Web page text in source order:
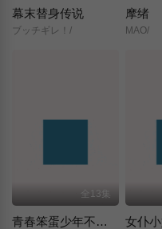
幕末替身传说
ブッチギレ！/
摩绪
MAO/
全13集
青春笨蛋少年不做圣诞服女郎的梦